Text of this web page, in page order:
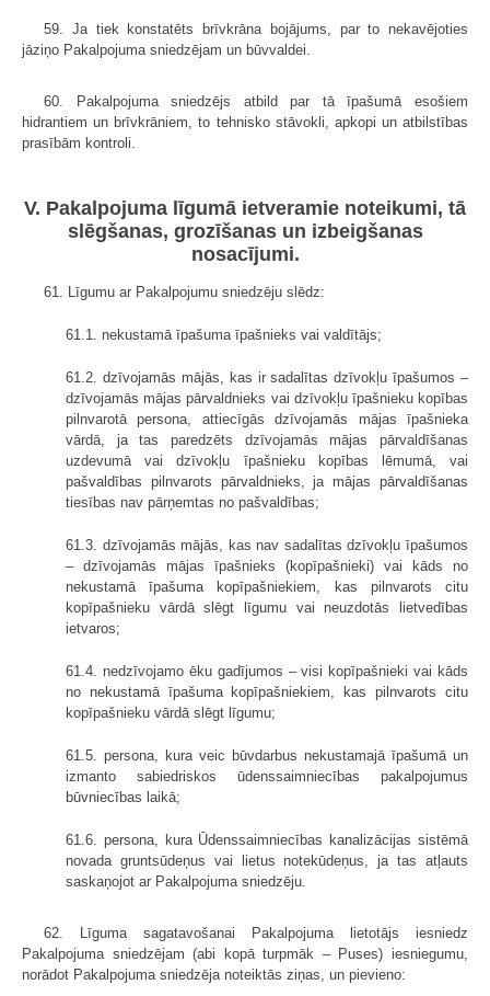
59. Ja tiek konstatēts brīvkrāna bojājums, par to nekavējoties
jāziņo Pakalpojuma sniedzējam un būvvaldei.
60. Pakalpojuma sniedzējs atbild par tā īpašumā esošiem
hidrantiem un brīvkrāniem, to tehnisko stāvokli, apkopi un atbilstības
prasībām kontroli.
V. Pakalpojuma līgumā ietveramie noteikumi, tā
slēgšanas, grozīšanas un izbeigšanas
nosacījumi.
61. Līgumu ar Pakalpojumu sniedzēju slēdz:
61.1. nekustamā īpašuma īpašnieks vai valdītājs;
61.2. dzīvojamās mājās, kas ir sadalītas dzīvokļu īpašumos –
dzīvojamās mājas pārvaldnieks vai dzīvokļu īpašnieku kopības
pilnvarotā persona, attiecīgās dzīvojamās mājas īpašnieka
vārdā, ja tas paredzēts dzīvojamās mājas pārvaldīšanas
uzdevumā vai dzīvokļu īpašnieku kopības lēmumā, vai
pašvaldības pilnvarots pārvaldnieks, ja mājas pārvaldīšanas
tiesības nav pārņemtas no pašvaldības;
61.3. dzīvojamās mājās, kas nav sadalītas dzīvokļu īpašumos
– dzīvojamās mājas īpašnieks (kopīpašnieki) vai kāds no
nekustamā īpašuma kopīpašniekiem, kas pilnvarots citu
kopīpašnieku vārdā slēgt līgumu vai neuzdotās lietvedības
ietvaros;
61.4. nedzīvojamo ēku gadījumos – visi kopīpašnieki vai kāds
no nekustamā īpašuma kopīpašniekiem, kas pilnvarots citu
kopīpašnieku vārdā slēgt līgumu;
61.5. persona, kura veic būvdarbus nekustamajā īpašumā un
izmanto sabiedriskos ūdenssaimniecības pakalpojumus
būvniecības laikā;
61.6. persona, kura Ūdenssaimniecības kanalizācijas sistēmā
novada gruntsūdeņus vai lietus notekūdeņus, ja tas atļauts
saskaņojot ar Pakalpojuma sniedzēju.
62. Līguma sagatavošanai Pakalpojuma lietotājs iesniedz
Pakalpojuma sniedzējam (abi kopā turpmāk – Puses) iesniegumu,
norādot Pakalpojuma sniedzēja noteiktās ziņas, un pievieno: